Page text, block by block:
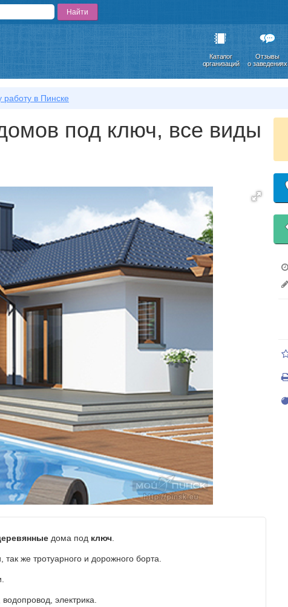
Каталог
организаций
Отзывы
о заведениях
в Пинске
под ключ, все виды
дома под ключ
же тротуарного и дорожного борта.
электрика.